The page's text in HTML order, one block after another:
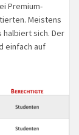
Premium-
Meistens
halbiert sich. Der
einfach auf